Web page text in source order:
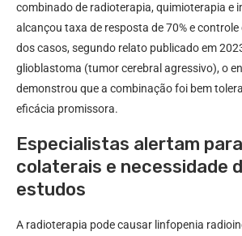
combinado de radioterapia, quimioterapia e
alcançou taxa de resposta de 70% e controle
dos casos, segundo relato publicado em
glioblastoma (tumor cerebral agressivo), o
demonstrou que a combinação foi bem
eficácia promissora.
Especialistas alertam
colaterais e necessidade
estudos
A radioterapia pode causar linfopenia